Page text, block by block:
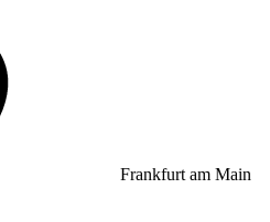
Frankfurt am Main